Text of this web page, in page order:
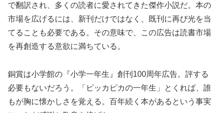
で翻訳され、多くの読者に愛されてきた傑作小説だ。本の
市場を広げるには、新刊だけではなく、既刊に再び光を当
てることも必要である。その意味で、この広告は読書市場
を再創造する意欲に満ちている。
銅賞は小学館の『小学一年生』創刊100周年広告。評する
必要もないだろう。「ピッカピカの一年生」とくれば、誰
もが胸に懐かしさを覚える。百年続く本があるという事実